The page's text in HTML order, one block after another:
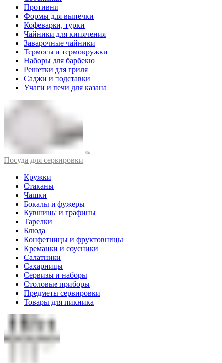
Противни
Формы для выпечки
Кофеварки, турки
Чайники для кипячения
Заварочные чайники
Термосы и термокружки
Наборы для барбекю
Решетки для гриля
Саджи и подставки
Учаги и печи для казана
Посуда для сервировки
Кружки
Стаканы
Чашки
Бокалы и фужеры
Кувшины и графины
Тарелки
Блюда
Конфетницы и фруктовницы
Креманки и соусники
Салатники
Сахарницы
Сервизы и наборы
Столовые приборы
Предметы сервировки
Товары для пикника